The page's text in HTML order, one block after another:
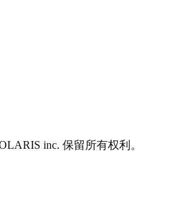
inc. 保留所有权利。